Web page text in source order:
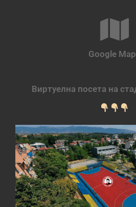
Google
Виртуелна посета на